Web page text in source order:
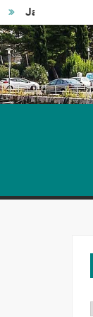
Japanski car